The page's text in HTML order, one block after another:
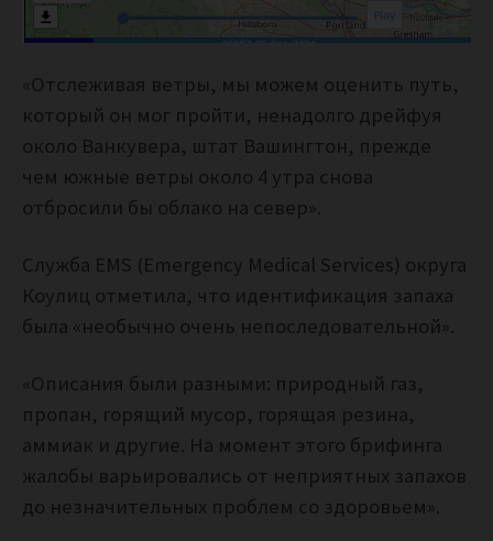
«Отслеживая ветры, мы можем оценить путь,
который он мог пройти, ненадолго дрейфуя
около Ванкувера, штат Вашингтон, прежде
чем южные ветры около 4 утра снова
отбросили бы облако на север».
Служба EMS (Emergency Medical Services) округа
Коулиц отметила, что идентификация запаха
была «необычно очень непоследовательной».
«Описания были разными: природный газ,
пропан, горящий мусор, горящая резина,
аммиак и другие. На момент этого брифинга
жалобы варьировались от неприятных запахов
до незначительных проблем со здоровьем».